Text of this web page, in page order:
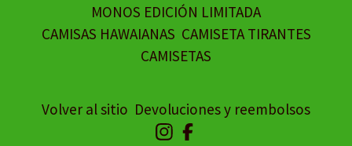
MONOS EDICIÓN LIMITADA
CAMISAS HAWAIANAS CAMISETA TIRANTES
CAMISETAS
Volver al sitio Devoluciones y reembolsos